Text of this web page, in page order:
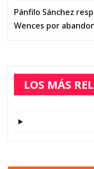
Pánfilo Sánchez
Wences por
LOS MÁS